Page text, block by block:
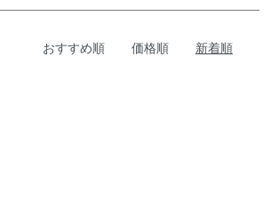
おすすめ順 価格順 新着順